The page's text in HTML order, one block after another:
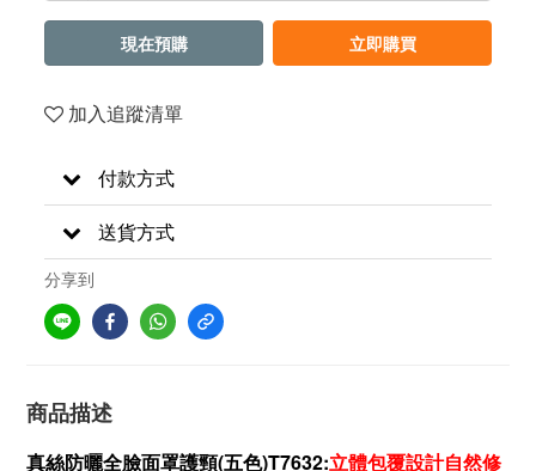
現在預購 立即購買
加入追蹤清單
付款方式
送貨方式
分享到
商品描述
真絲防曬全臉面罩護頸(五色)T7632:立體包覆設計自然修